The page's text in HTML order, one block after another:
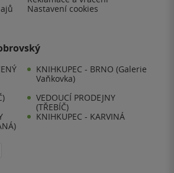
Nastavení cookies
KNIHKUPEC - BRNO (Galerie
Vaňkovka)
VEDOUCÍ PRODEJNY
(TŘEBÍČ)
KNIHKUPEC - KARVINÁ